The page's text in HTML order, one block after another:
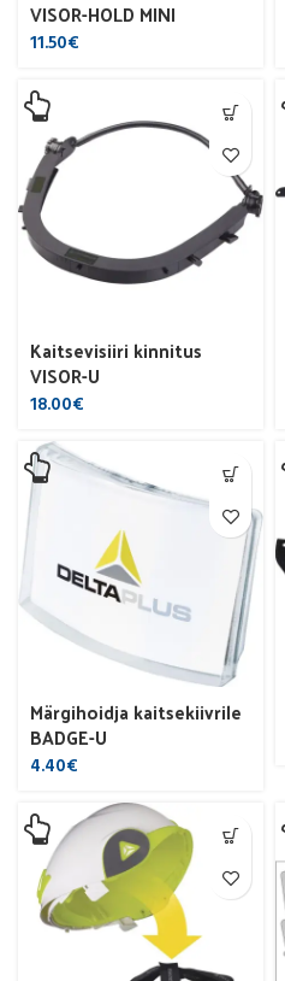
VISOR-HOLD MINI
11.50€
Kaitsevisiiri kinnitus
VISOR-U
18.00€
Märgihoidja kaitsekiivrile
BADGE-U
4.40€